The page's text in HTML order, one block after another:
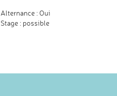
Alternance : Oui
Stage : possible